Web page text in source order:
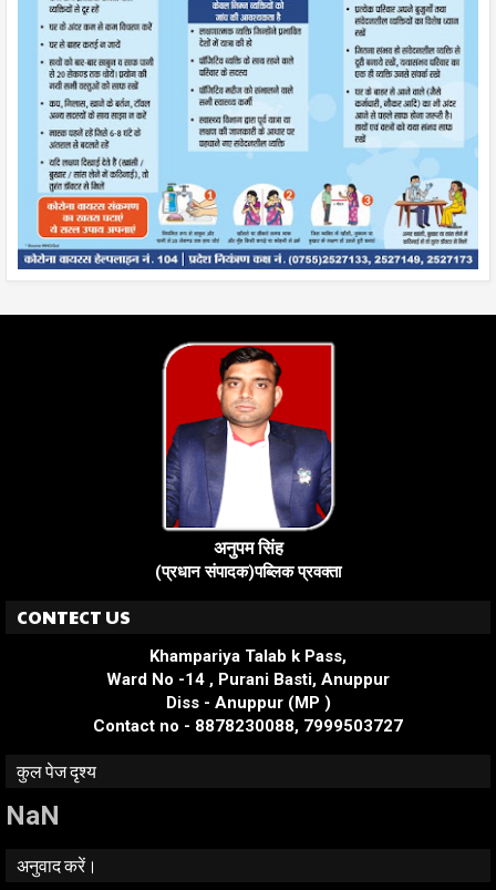
अनुपम सिंह
(प्रधान संपादक)पब्लिक प्रवक्ता
CONTECT US
Khampariya Talab k Pass,
Ward No -14 , Purani Basti, Anuppur
Diss - Anuppur (MP )
Contact no - 8878230088, 7999503727
कुल पेज दृश्य
NaN
अनुवाद करें।